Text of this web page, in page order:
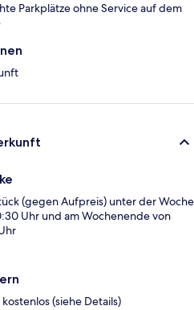
Parkplätze ohne Service auf dem
(gegen Aufpreis) unter der Woche
Uhr und am Wochenende von
(siehe Details)